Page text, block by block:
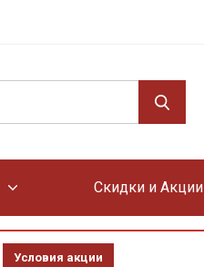
Скидки и Акции
Условия акции